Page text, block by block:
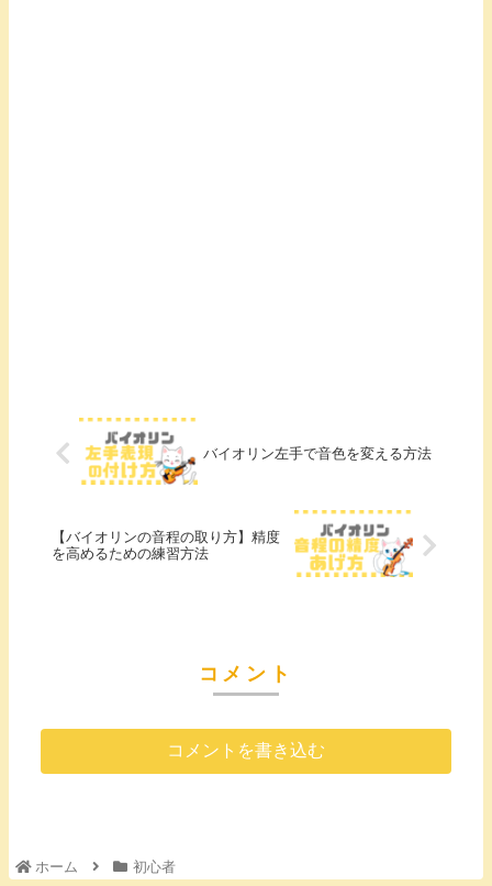
バイオリン左手で音色を変える方法
【バイオリンの音程の取り方】精度
を高めるための練習方法
コメント
コメントを書き込む
ホーム 初心者